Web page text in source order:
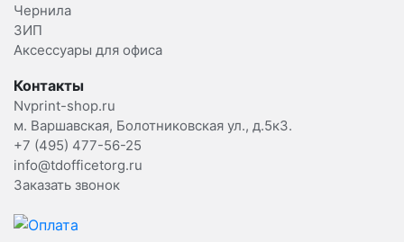
Чернила
ЗИП
Аксессуары для офиса
Контакты
Nvprint-shop.ru
м. Варшавская, Болотниковская ул., д.5к3.
+7 (495) 477-56-25
info@tdofficetorg.ru
Заказать звонок